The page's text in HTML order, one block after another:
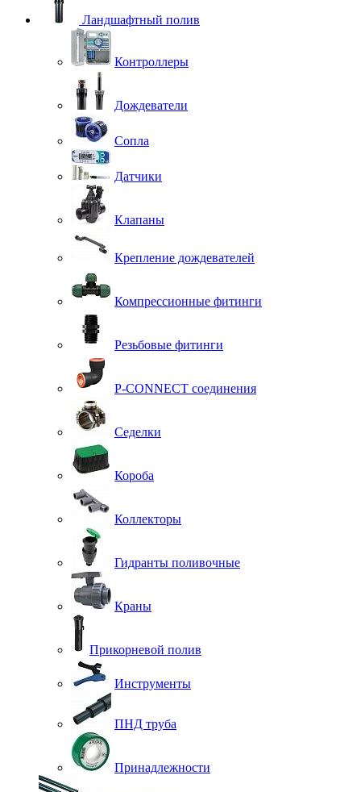
Ландшафтный полив
Контроллеры
Дождеватели
Сопла
Датчики
Клапаны
Крепление дождевателей
Компрессионные фитинги
Резьбовые фитинги
P-CONNECT соединения
Седелки
Короба
Коллекторы
Гидранты поливочные
Краны
Прикорневой полив
Инструменты
ПНД труба
Принадлежности